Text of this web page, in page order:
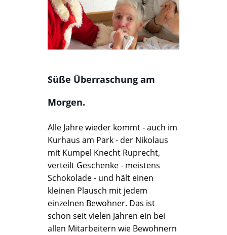
Süße Überraschung am
Morgen.
Alle Jahre wieder kommt - auch im
Kurhaus am Park - der Nikolaus
mit Kumpel Knecht Ruprecht,
verteilt Geschenke - meistens
Schokolade - und hält einen
kleinen Plausch mit jedem
einzelnen Bewohner. Das ist
schon seit vielen Jahren ein bei
allen Mitarbeitern wie Bewohnern